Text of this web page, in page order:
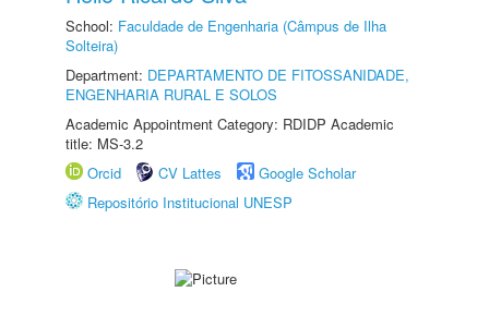
School: Faculdade de Engenharia (Câmpus de Ilha
Solteira)
Department: DEPARTAMENTO DE FITOSSANIDADE,
ENGENHARIA RURAL E SOLOS
Academic Appointment Category: RDIDP Academic
title: MS-3.2
Orcid
CV Lattes
Google Scholar
Repositório Institucional UNESP